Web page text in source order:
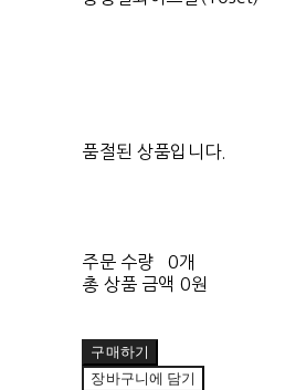
품절된 상품입니다.
주문 수량
0개
총 상품 금액 0원
구매하기
장바구니에 담기